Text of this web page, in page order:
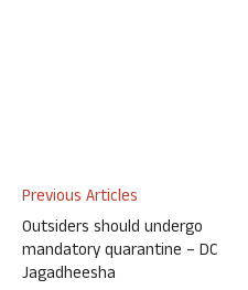
Previous Articles
Outsiders should undergo
mandatory quarantine – DC
Jagadheesha